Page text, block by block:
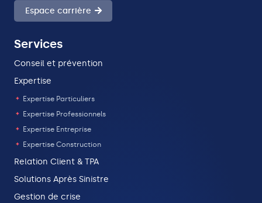
Espace carrière
Services
Conseil et prévention
Expertise
Expertise Particuliers
Expertise Professionnels
Expertise Entreprise
Expertise Construction
Relation Client & TPA
Solutions Après Sinistre
Gestion de crise